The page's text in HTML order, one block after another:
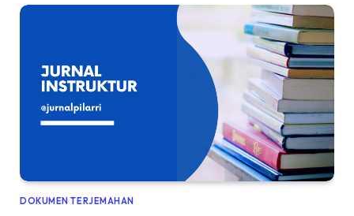
DOKUMEN TERJEMAHAN